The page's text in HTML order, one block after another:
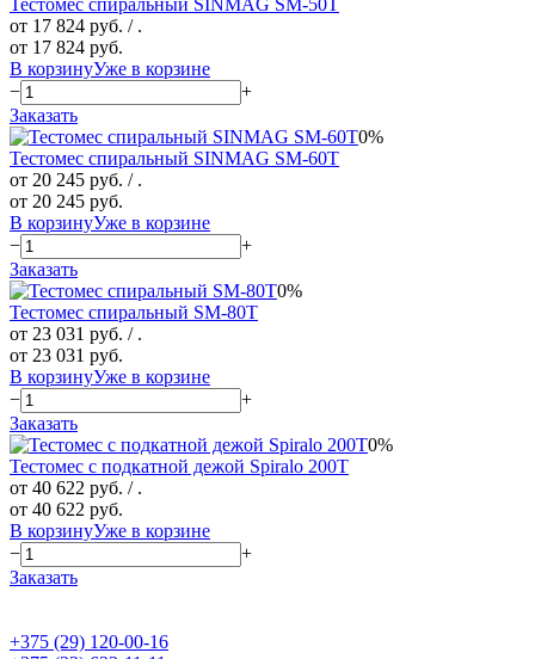
от 17 824 руб. / .
от 17 824 руб.
В корзинуУже в корзине
−
+
Заказать
0%
Тестомес спиральный SINMAG SМ-60T
от 20 245 руб. / .
от 20 245 руб.
В корзинуУже в корзине
−
+
Заказать
0%
Тестомес спиральный SМ-80Т
от 23 031 руб. / .
от 23 031 руб.
В корзинуУже в корзине
−
+
Заказать
0%
Тестомес с подкатной дежой Spiralo 200Т
от 40 622 руб. / .
от 40 622 руб.
В корзинуУже в корзине
−
+
Заказать
+375 (29) 120-00-16